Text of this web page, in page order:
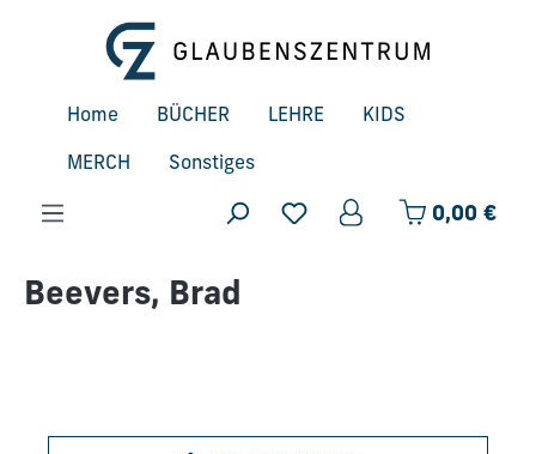
Zum Hauptinhalt springen
Home BÜCHER LEHRE KIDS
MERCH Sonstiges
0,00 €
Beevers, Brad